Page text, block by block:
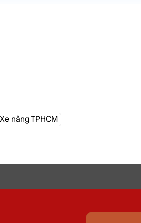
Đường Ngô Quyền, Hóc Môn
Xe nâng TPHCM